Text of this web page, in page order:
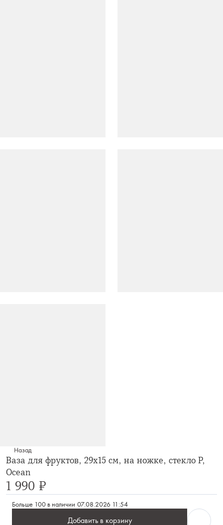
Назад
Ваза для фруктов, 29х15 см, на ножке, стекло Р,
Ocean
1 990 ₽
Больше 100 в наличии 07.08.2026 11:54
Добавить в корзину